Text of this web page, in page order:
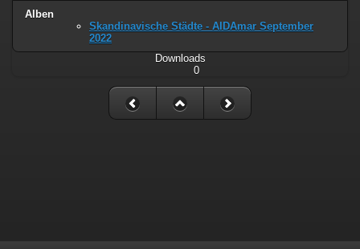
Alben
Skandinavische Städte - AIDAmar September
2022
Downloads
0